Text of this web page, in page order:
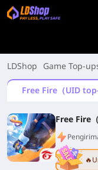
LDShop Game Top-
Free Fire（UID top-
Free Fire